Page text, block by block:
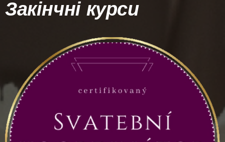
Закінчні курси